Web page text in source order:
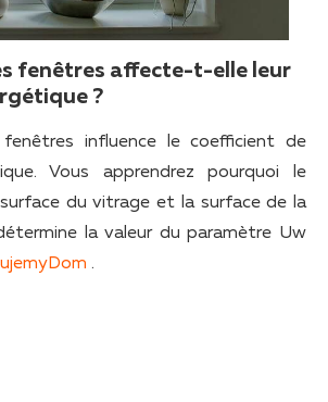
fenêtres affecte-t-elle leur
?
influence le coefficient de
Vous apprendrez pourquoi le
du vitrage et la surface de la
la valeur du paramètre Uw
.